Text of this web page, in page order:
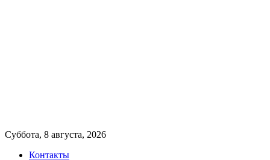
Суббота, 8 августа, 2026
Контакты